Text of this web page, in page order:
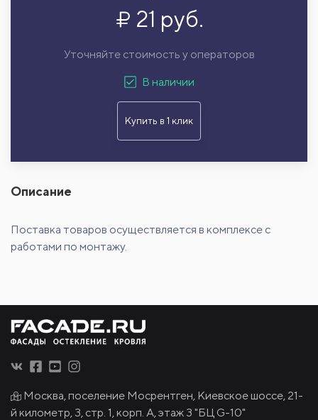
21 руб.
Уточняйте стоимость у операторов
В наличии
Купить в 1 клик
Описание
Поставка товаров осуществляется в комплексе с
работами по монтажу.
Москва, поселение Мосрентген, Киевское шоссе, 21-
й километр, 3, стр. 1, корп. А, этаж 3 "БЦ G-10"